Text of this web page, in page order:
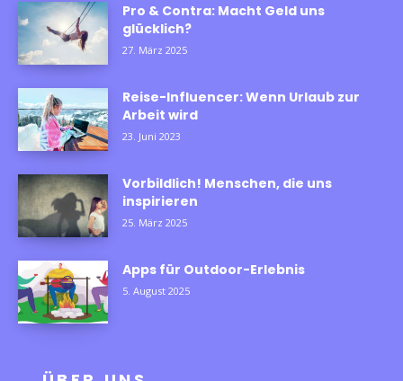
Pro & Contra: Macht Geld uns
glücklich?
27. März 2025
Reise-Influencer: Wenn Urlaub zur
Arbeit wird
23. Juni 2023
Vorbildlich! Menschen, die uns
inspirieren
25. März 2025
Apps für Outdoor-Erlebnis
5. August 2025